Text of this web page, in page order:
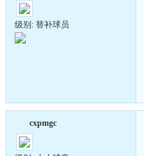
级别: 替补球员
cxpmgc